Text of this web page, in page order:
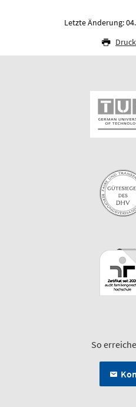
Letzte Änderung:
So